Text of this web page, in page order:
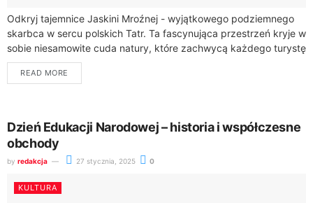
Odkryj tajemnice Jaskini Mroźnej - wyjątkowego podziemnego
skarbca w sercu polskich Tatr. Ta fascynująca przestrzeń kryje w
sobie niesamowite cuda natury, które zachwycą każdego turystę
pasjonującego się geologią i przyrodą.Jaskinia...
READ MORE
Dzień Edukacji Narodowej – historia i współczesne
obchody
by redakcja 27 stycznia, 2025 0
KULTURA